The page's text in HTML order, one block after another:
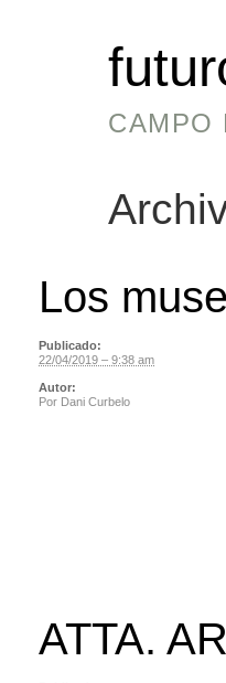
CAMPO
Los
Publicado:
22/04/2019 – 9:38 am
Autor:
Por Dani Curbelo
ATTA.